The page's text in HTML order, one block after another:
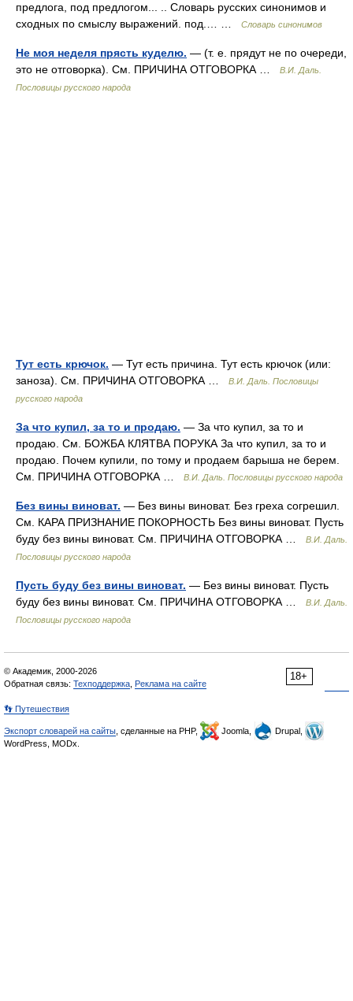
предлога, под предлогом... .. Словарь русских синонимов и
сходных по смыслу выражений. под.… …
Словарь синонимов
Не моя неделя прясть куделю. — (т. е. прядут не по очереди,
это не отговорка). См. ПРИЧИНА ОТГОВОРКА …
В.И. Даль.
Пословицы русского народа
Тут есть крючок. — Тут есть причина. Тут есть крючок (или:
заноза). См. ПРИЧИНА ОТГОВОРКА …
В.И. Даль. Пословицы
русского народа
За что купил, за то и продаю. — За что купил, за то и
продаю. См. БОЖБА КЛЯТВА ПОРУКА За что купил, за то и
продаю. Почем купили, по тому и продаем барыша не берем.
См. ПРИЧИНА ОТГОВОРКА …
В.И. Даль. Пословицы русского народа
Без вины виноват. — Без вины виноват. Без греха согрешил.
См. КАРА ПРИЗНАНИЕ ПОКОРНОСТЬ Без вины виноват. Пусть
буду без вины виноват. См. ПРИЧИНА ОТГОВОРКА …
В.И. Даль.
Пословицы русского народа
Пусть буду без вины виноват. — Без вины виноват. Пусть
буду без вины виноват. См. ПРИЧИНА ОТГОВОРКА …
В.И. Даль.
Пословицы русского народа
18+
© Академик, 2000-2026
Обратная связь: Техподдержка Реклама на сайте
👣 Путешествия
Экспорт словарей на сайты , сделанные на PHP, Joomla,
Drupal,
WordPress, MODx.